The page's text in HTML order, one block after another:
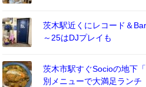
茨木駅近くにレコード＆
～25はDJプレイも
茨木市駅すぐSocioの地下
別メニューで大満足ランチ